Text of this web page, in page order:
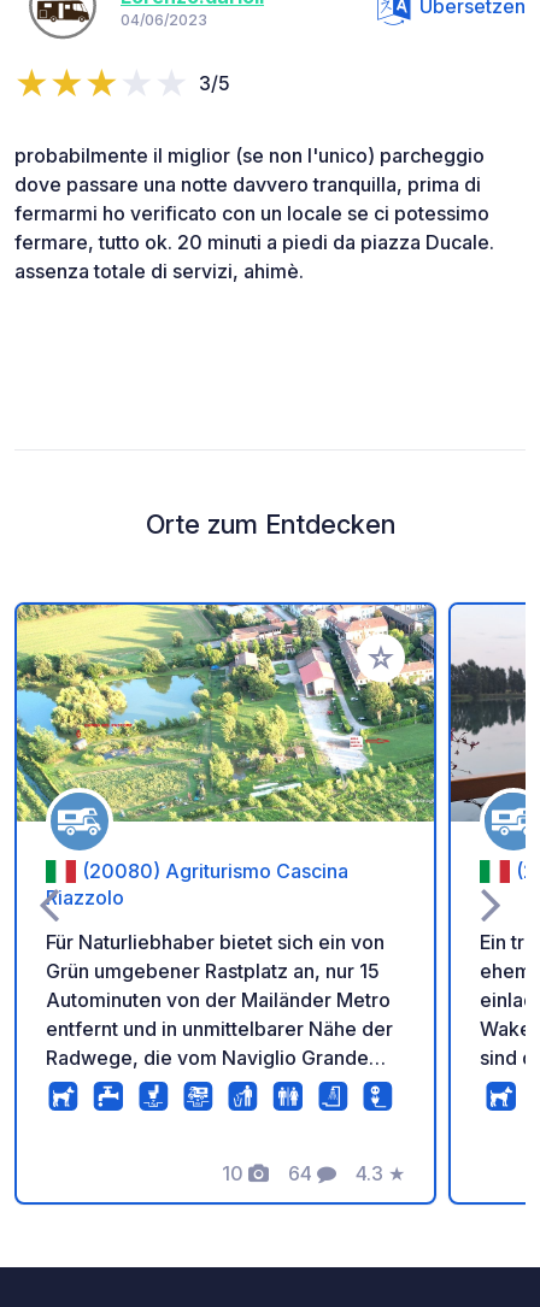
04/06/2023
Übersetzen
3/5
probabilmente il miglior (se non l'unico) parcheggio
dove passare una notte davvero tranquilla, prima di
fermarmi ho verificato con un locale se ci potessimo
fermare, tutto ok. 20 minuti a piedi da piazza Ducale.
assenza totale di servizi, ahimè.
Orte zum Entdecken
Zu Ihren Favoriten
(20080) Agriturismo Cascina
Riazzolo
Für Naturliebhaber bietet sich ein von
Grün umgebener Rastplatz an, nur 15
Autominuten von der Mailänder Metro
entfernt und in unmittelbarer Nähe der
Radwege, die vom Naviglio Grande
zum Ticino, nach Mailand und Pavia
führen. Vom Rastplatz aus können Sie
Waldes „Boschi di Riazzolo“ und die
Pappelhaine des Guts zu Fuß erkunden.
10
Fotos
64
Kommentare
4.3
Bewertung
★
Ein
sind
von